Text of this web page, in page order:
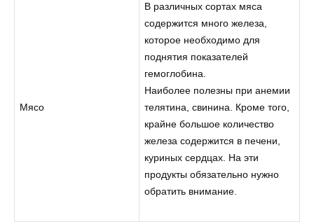
Мясо
В различных сортах мяса
содержится много железа,
которое необходимо для
поднятия показателей
гемоглобина.
Наиболее полезны при анемии
телятина, свинина. Кроме того,
крайне большое количество
железа содержится в печени,
куриных сердцах. На эти
продукты обязательно нужно
обратить внимание.